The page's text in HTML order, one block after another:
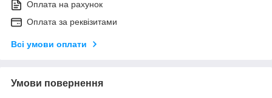
Оплата на рахунок
Оплата за реквізитами
Всі умови оплати
Умови повернення